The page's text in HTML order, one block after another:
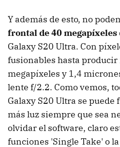
Y además de esto, no
frontal de 40 megapíxeles
Galaxy S20 Ultra. Con
fusionables hasta producir
megapíxeles y 1,4
lente f/2.2. Como vemos,
Galaxy S20 Ultra se
más luz siempre que sea
olvidar el software, claro
funciones 'Single Take' o